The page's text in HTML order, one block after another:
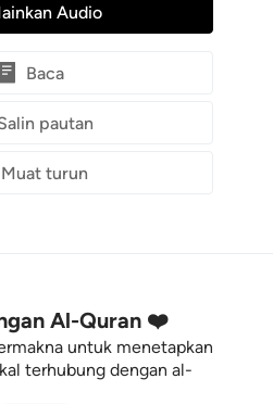
Audio
Baca
pautan
Muat turun
Al-Quran ❤️
untuk menetapkan
terhubung dengan al-